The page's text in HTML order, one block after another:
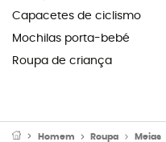
Capacetes de ciclismo
Mochilas porta-bebé
Roupa de criança
Homem Roupa Meias